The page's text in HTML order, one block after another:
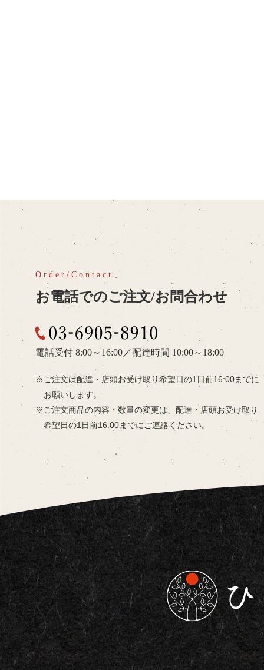
お電話でのご注文/お問合わせ
03-6905-8910
電話受付 8:00～16:00 ／配達時間 10:00～18:00
ご注文は配達・店頭お受け取り希望日の1日前16:00までに
お願いします。
ご注文商品の内容・数量の変更は、 配達・店頭お受け取り
希望日の1日前16:00までにご連絡ください。
東京都板橋区で仕出